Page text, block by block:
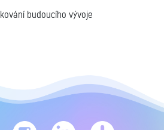
budoucího vývoje